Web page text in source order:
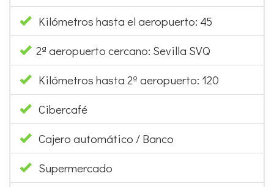
Kilómetros hasta el aeropuerto: 45
2ª aeropuerto cercano: Sevilla SVQ
Kilómetros hasta 2º aeropuerto: 120
Cibercafé
Cajero automático / Banco
Supermercado